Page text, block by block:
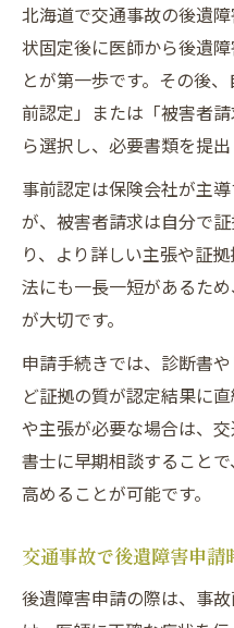
交通事故の逸失
よう
弁護士同席で賠
方法
後遺障害なら異議申
交通事故後遺障
流れ
行政書士が交通
面
後遺障害認定に
討
行政サービスの
交通事故被害者
むち打ち症状と交通
ント
理由
北海道で交通事故の後遺
状固定後に医師から後遺
とが第一歩です。その後
前認定」または「被害者
ら選択し、必要書類を提出
事前認定は保険会社が主
が、被害者請求は自分で
り、より詳しい主張や証
法にも一長一短があるた
が大切です。
申請手続きでは、診断書
ど証拠の質が認定結果に
や主張が必要な場合は、
書士に早期相談すること
高めることが可能です。
交通事故で後遺障害申
後遺障害申請の際は、事